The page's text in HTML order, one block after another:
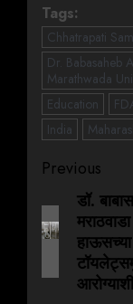
Tags:
Chhatrapati
Dr. Babasaheb
Marathwada
Education
India
Previous
डॉ.